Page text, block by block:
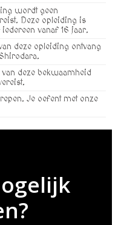
wordt geen
Deze opleiding is
vanaf 16 jaar.
deze opleiding ontvang
deze bekwaamheid
Je oefent met onze